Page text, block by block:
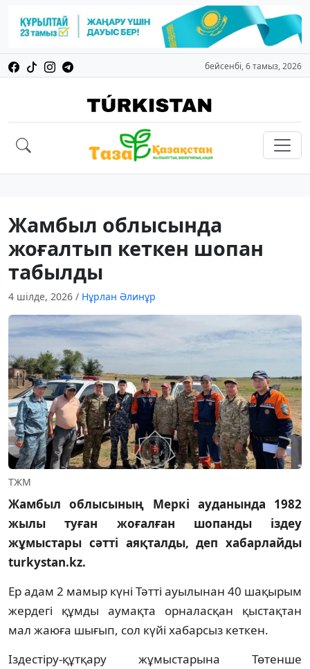
бейсенбі, 6 тамыз, 2026
Жамбыл облысында
жоғалтып кеткен шопан
табылды
4 шілде, 2026 / Нұрлан Әлинұр
ТЖМ
Жамбыл облысының Меркі ауданында 1982
жылы туған жоғалған шопанды іздеу
жұмыстары сәтті аяқталды, деп хабарлайды
turkystan.kz.
Ер адам 2 мамыр күні Тәтті ауылынан 40 шақырым
жердегі құмды аумақта орналасқан қыстақтан
мал жаюға шығып, сол күйі хабарсыз кеткен.
Іздестіру-құтқару жұмыстарына Төтенше